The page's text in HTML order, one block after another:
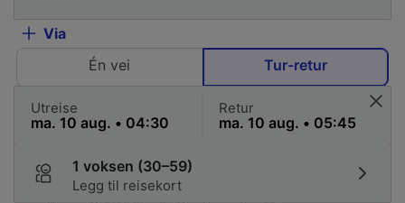
Via
Én vei
Tur-retur
Utreise Retur
1 voksen (30–59)
Legg til reisekort